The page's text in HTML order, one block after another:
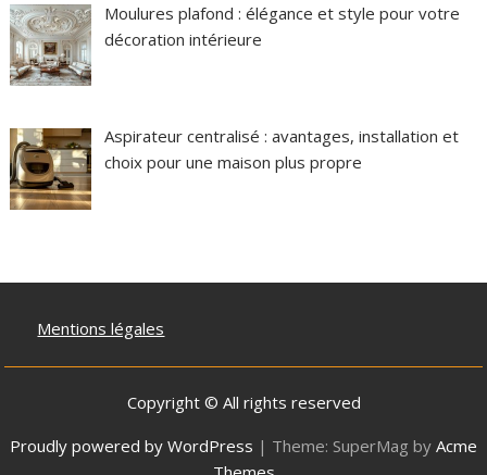
Moulures plafond : élégance et style pour votre
décoration intérieure
Aspirateur centralisé : avantages, installation et
choix pour une maison plus propre
Mentions légales
Copyright © All rights reserved
Proudly powered by WordPress | Theme: SuperMag by Acme